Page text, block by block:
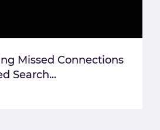
Missed Connections
Search...